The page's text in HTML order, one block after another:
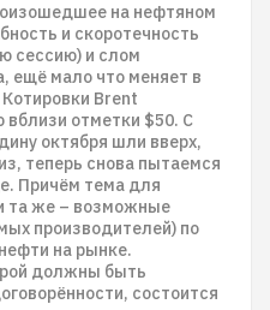
на нефтяном
и скоротечность
сессию) и слом
ещё мало что меняет в
Brent
отметки $50. С
октября шли вверх,
теперь снова пытаемся
Причём тема для
та же – возможные
производителей) по
на рынке.
должны быть
состоится